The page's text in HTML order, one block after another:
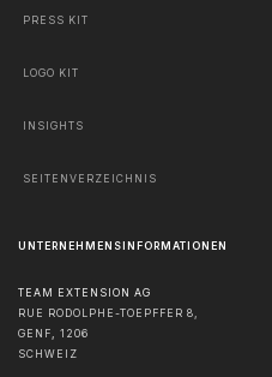
PRESS KIT
LOGO KIT
INSIGHTS
SEITENVERZEICHNIS
UNTERNEHMENSINFORMATIONEN
TEAM EXTENSION AG
RUE RODOLPHE-TOEPFFER 8,
GENF, 1206
SCHWEIZ